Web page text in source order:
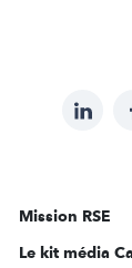
sur:
Mission RSE
Le kit média